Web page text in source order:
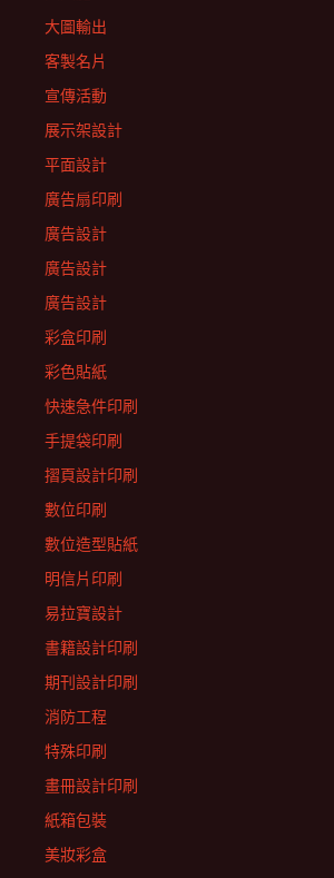
大圖輸出
客製名片
宣傳活動
展示架設計
平面設計
廣告扇印刷
廣告設計
廣告設計
廣告設計
彩盒印刷
彩色貼紙
快速急件印刷
手提袋印刷
摺頁設計印刷
數位印刷
數位造型貼紙
明信片印刷
易拉寶設計
書籍設計印刷
期刊設計印刷
消防工程
特殊印刷
畫冊設計印刷
紙箱包裝
美妝彩盒